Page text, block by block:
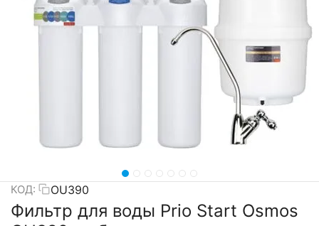
КОД: OU390
Фильтр для воды Prio Start Osmos